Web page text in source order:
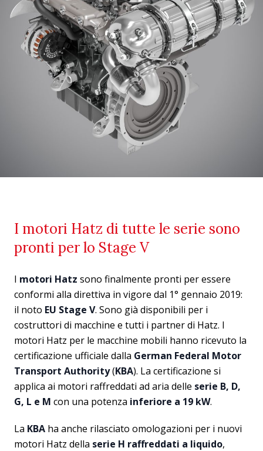
I motori Hatz di tutte le serie sono
pronti per lo Stage V
I motori Hatz sono finalmente pronti per essere
conformi alla direttiva in vigore dal 1° gennaio 2019:
il noto EU Stage V. Sono già disponibili per i
costruttori di macchine e tutti i partner di Hatz. I
motori Hatz per le macchine mobili hanno ricevuto la
certificazione ufficiale dalla German Federal Motor
Transport Authority(KBA). La certificazione si
applica ai motori raffreddati ad aria delle serie B, D,
G, L e M con una potenza inferiore a 19 kW.
La KBA ha anche rilasciato omologazioni per i nuovi
motori Hatz della serie H raffreddati a liquido,